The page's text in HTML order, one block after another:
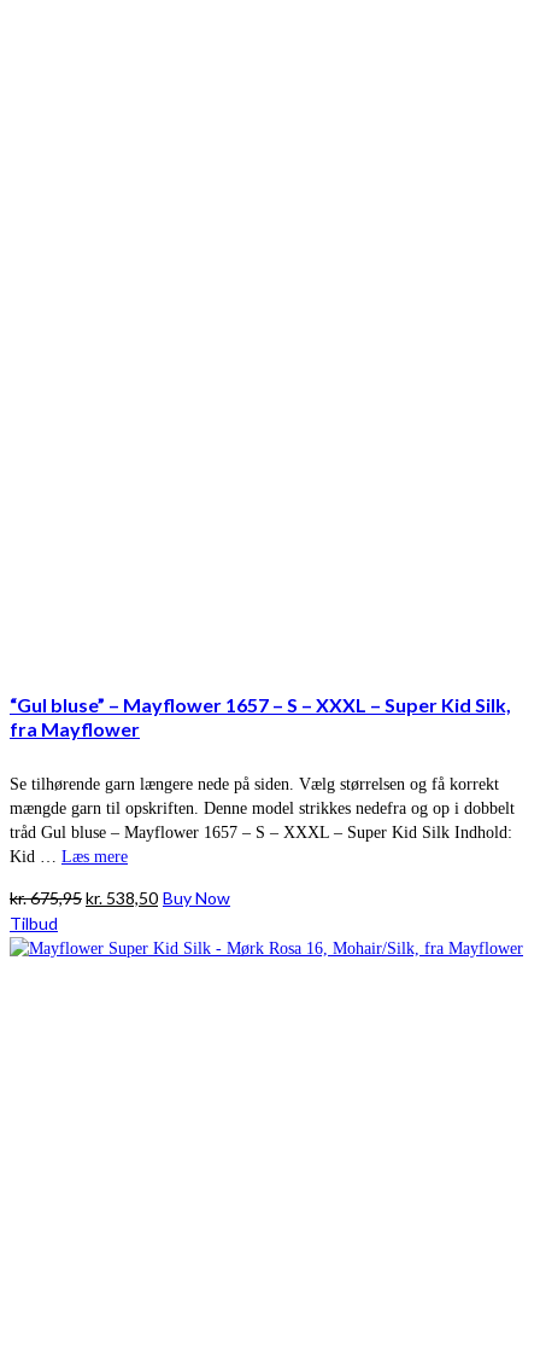
“Gul bluse” – Mayflower 1657 – S – XXXL – Super Kid Silk,
fra Mayflower
Se tilhørende garn længere nede på siden. Vælg størrelsen og få korrekt
mængde garn til opskriften. Denne model strikkes nedefra og op i dobbelt
tråd Gul bluse – Mayflower 1657 – S – XXXL – Super Kid Silk Indhold:
Kid … Læs mere
kr.675,95Den
pris
kr. 538,50Den
pris
Buy Now
Tilbud